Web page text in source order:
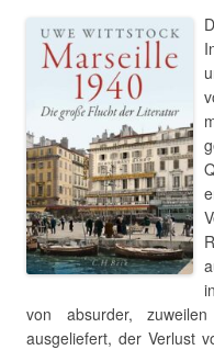
von absurder,
ausgeliefert, der Verlust